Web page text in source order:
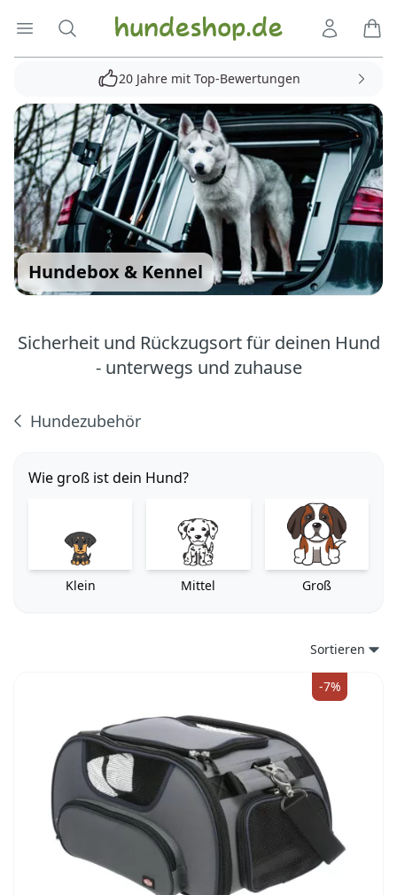
Menü öffnen
Suche Hundeshop.de
20 Jahre mit Top-Bewertungen
Hundebox & Kennel
Sicherheit und Rückzugsort für deinen Hund
- unterwegs und zuhause
Hundezubehör
Wie groß ist dein Hund?
Klein Mittel Groß
Sortieren
-7%